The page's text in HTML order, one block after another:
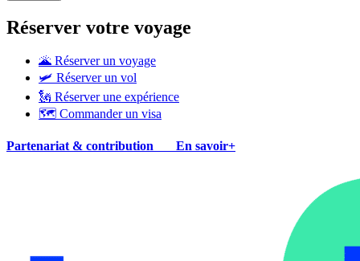
Réserver votre voyage
🌋 Réserver un voyage
🛩 Réserver un vol
🗽 Réserver une expérience
🗺 Commander un visa
Partenariat & contribution En savoir+